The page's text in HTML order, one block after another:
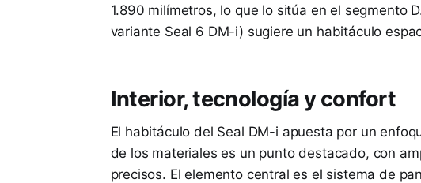
1.890 milímetros, lo que lo sitúa en el segmento
variante Seal 6 DM-i) sugiere un habitáculo
Interior, tecnología y confort
El habitáculo del Seal DM-i apuesta por un
de los materiales es un punto destacado, con
precisos. El elemento central es el sistema de